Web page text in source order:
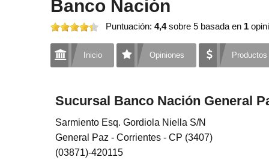
Banco Nación
Puntuación: 4,4sobre 5 basada en 1
Inicio Opiniones Productos
Sucursal Banco Nación General
Sarmiento Esq. Gordiola Niella S/N
General Paz - Corrientes - CP (3407)
(03871)-420115